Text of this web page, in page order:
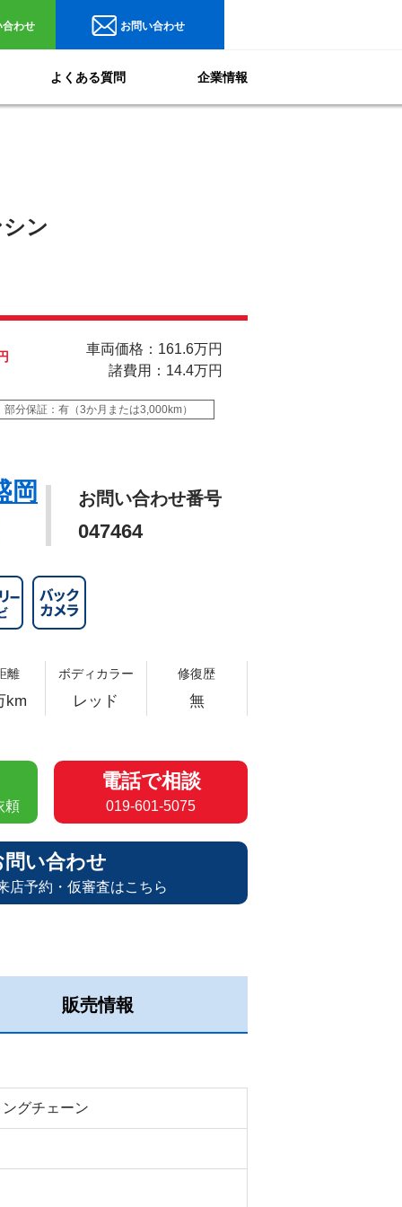
わせ お問い合わせ
よくある質問 企業情報
ン
車両価格：161.6万円
諸費用：14.4万円
部分保証：有（3か月または3,000km）
岡
お問い合わせ番号
047464
離
km
ボディカラー
レッド
修復歴
無
頼
電話で相談
019-601-5075
問い合わせ
店予約・仮審査はこちら
販売情報
ングチェーン